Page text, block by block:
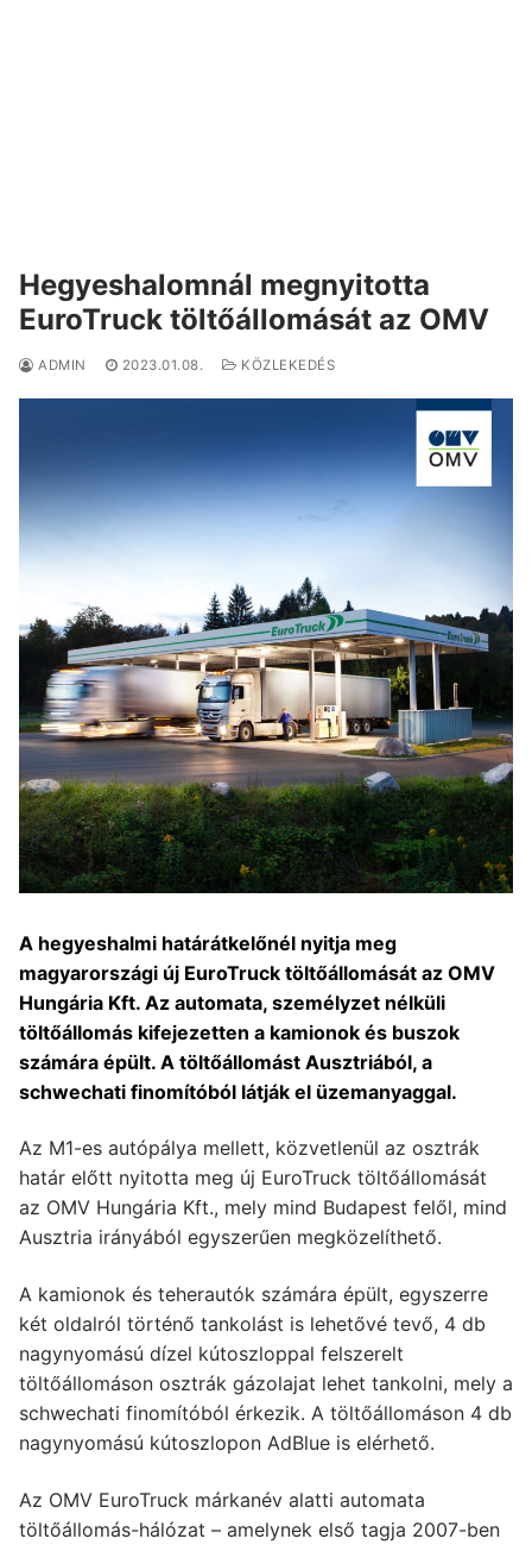
Hegyeshalomnál megnyitotta
EuroTruck töltőállomását az OMV
ADMIN 2023.01.08. KÖZLEKEDÉS
A hegyeshalmi határátkelőnél nyitja meg
magyarországi új EuroTruck töltőállomását az OMV
Hungária Kft. Az automata, személyzet nélküli
töltőállomás kifejezetten a kamionok és buszok
számára épült. A töltőállomást Ausztriából, a
schwechati finomítóból látják el üzemanyaggal.
Az M1-es autópálya mellett, közvetlenül az osztrák
határ előtt nyitotta meg új EuroTruck töltőállomását
az OMV Hungária Kft., mely mind Budapest felől, mind
Ausztria irányából egyszerűen megközelíthető.
A kamionok és teherautók számára épült, egyszerre
két oldalról történő tankolást is lehetővé tevő, 4 db
nagynyomású dízel kútoszloppal felszerelt
töltőállomáson osztrák gázolajat lehet tankolni, mely a
schwechati finomítóból érkezik. A töltőállomáson 4 db
nagynyomású kútoszlopon AdBlue is elérhető.
Az OMV EuroTruck márkanév alatti automata
töltőállomás-hálózat – amelynek első tagja 2007-ben